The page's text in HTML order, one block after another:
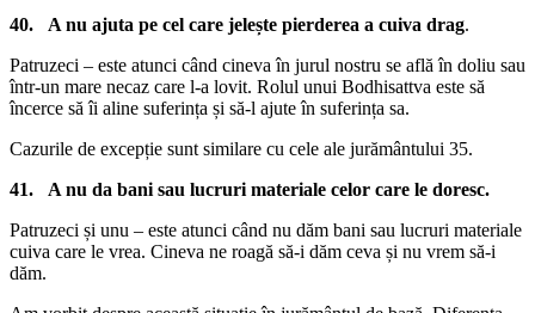
40. A nu ajuta pe cel care jelește pierderea a cuiva drag.
Patruzeci – este atunci când cineva în jurul nostru se află în doliu sau
într-un mare necaz care l-a lovit. Rolul unui Bodhisattva este să
încerce să îi aline suferința și să-l ajute în suferința sa.
Cazurile de excepție sunt similare cu cele ale jurământului 35.
41. A nu da bani sau lucruri materiale celor care le doresc.
Patruzeci și unu – este atunci când nu dăm bani sau lucruri materiale
cuiva care le vrea. Cineva ne roagă să-i dăm ceva și nu vrem să-i
dăm.